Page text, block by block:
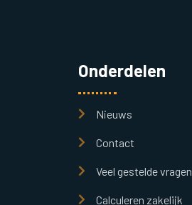
Onderdelen
Nieuws
Contact
Veel gestelde vragen
Calculeren zakelijk